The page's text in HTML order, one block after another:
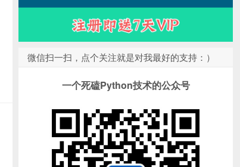
微信扫一扫，点个关注就是对我最好的支持：）
一个死磕Python技术的公众号